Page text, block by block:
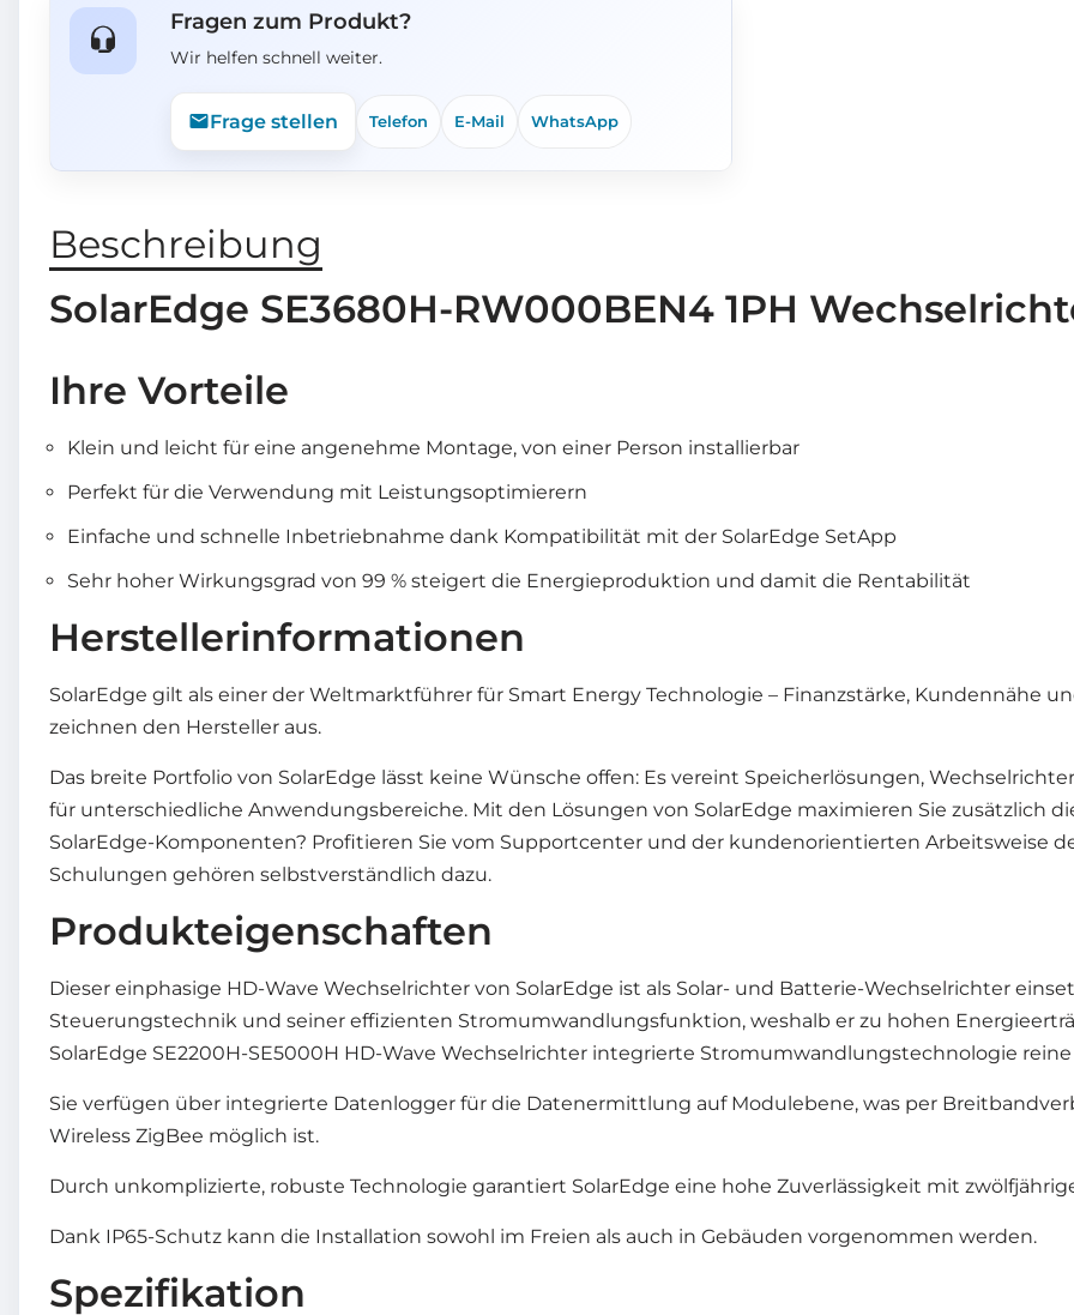
Fragen zum Produkt?
Wir helfen schnell weiter.
Frage stellen Telefon E-Mail WhatsApp
Beschreibung
SolarEdge SE3680H-RW000BEN4 1PH
Ihre Vorteile
Klein und leicht für eine angenehme Montage, von einer Person installierbar
Perfekt für die Verwendung mit Leistungsoptimierern
Einfache und schnelle Inbetriebnahme dank Kompatibilität mit der SolarEdge SetApp
Sehr hoher Wirkungsgrad von 99 % steigert die Energieproduktion und damit die Rentabilität
Herstellerinformationen
SolarEdge gilt als einer der Weltmarktführer für Smart Energy Technologie – Finanzstärke, Kundennähe
zeichnen den Hersteller aus.
Das breite Portfolio von SolarEdge lässt keine Wünsche offen: Es vereint Speicherlösungen,
für unterschiedliche Anwendungsbereiche. Mit den Lösungen von SolarEdge maximieren Sie zusätzlich
SolarEdge-Komponenten? Profitieren Sie vom Supportcenter und der kundenorientierten Arbeitsweise
Schulungen gehören selbstverständlich dazu.
Produkteigenschaften
Dieser einphasige HD-Wave Wechselrichter von SolarEdge ist als Solar- und Batterie-Wechselrichter
Steuerungstechnik und seiner effizienten Stromumwandlungsfunktion, weshalb er zu hohen
SolarEdge SE2200H-SE5000H HD-Wave Wechselrichter integrierte Stromumwandlungstechnologie
Sie verfügen über integrierte Datenlogger für die Datenermittlung auf Modulebene, was per
Wireless ZigBee möglich ist.
Durch unkomplizierte, robuste Technologie garantiert SolarEdge eine hohe Zuverlässigkeit mit
Dank IP65-Schutz kann die Installation sowohl im Freien als auch in Gebäuden vorgenommen werden.
Spezifikation